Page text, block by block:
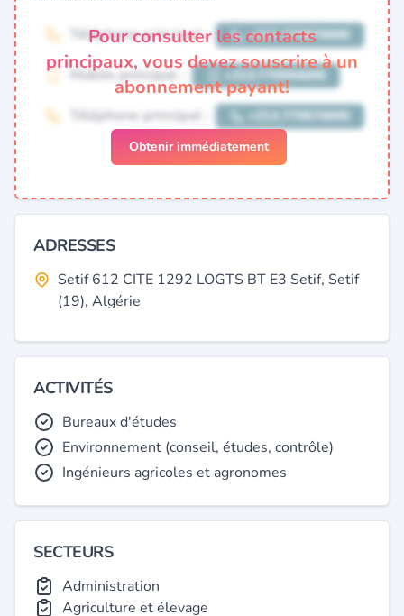
Pour consulter les contacts
principaux, vous devez souscrire à un
abonnement payant!
Obtenir immédiatement
ADRESSES
Setif 612 CITE 1292 LOGTS BT E3 Setif, Setif
(19), Algérie
ACTIVITÉS
Bureaux d'études
Environnement (conseil, études, contrôle)
Ingénieurs agricoles et agronomes
SECTEURS
Administration
Agriculture et élevage